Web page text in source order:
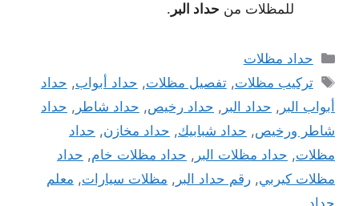
للمظلات من حداد البر .
التصنيفات
حداد مظلات
الوسوم
تركيب مظلات,تفصيل مظلات, حداد أبواب, حداد
أبواب البر , حداد البر , حداد رخيص, حداد شاطر , حداد
شاطر ورخيص, حداد شبابيك, حداد مخازن, حداد
مظلات, حداد مظلات البر , حداد مظلات خام, حداد
مظلات كيربي, رقم حداد البر , مظلات سيارات, معلم